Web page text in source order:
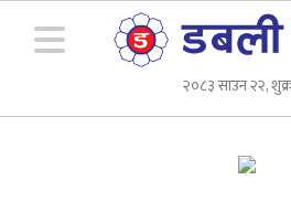
२०८३ साउन २२,